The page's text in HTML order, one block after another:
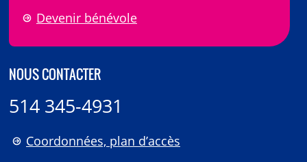
Devenir bénévole
NOUS CONTACTER
514 345-4931
Coordonnées, plan d’accès